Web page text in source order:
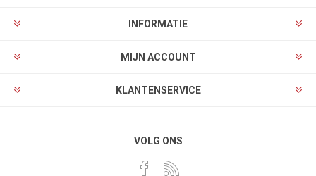
INFORMATIE
MIJN ACCOUNT
KLANTENSERVICE
VOLG ONS